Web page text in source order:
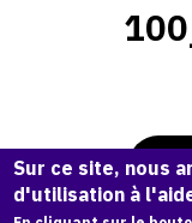
Sur ce site, nous
d'utilisation à